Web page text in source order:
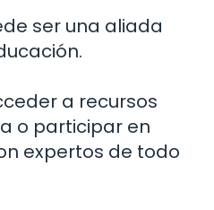
ser una aliada
a recursos
o participar en
expertos de todo